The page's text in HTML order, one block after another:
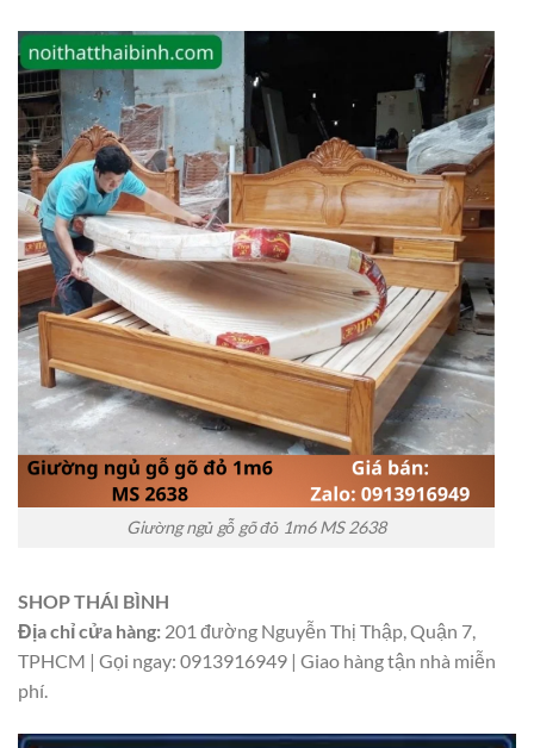
Giường ngủ gỗ gõ đỏ 1m6 MS 2638
SHOP THÁI BÌNH
Địa chỉ cửa hàng: 201 đường Nguyễn Thị Thập, Quận 7,
TPHCM | Gọi ngay: 0913916949 | Giao hàng tận nhà miễn
phí.